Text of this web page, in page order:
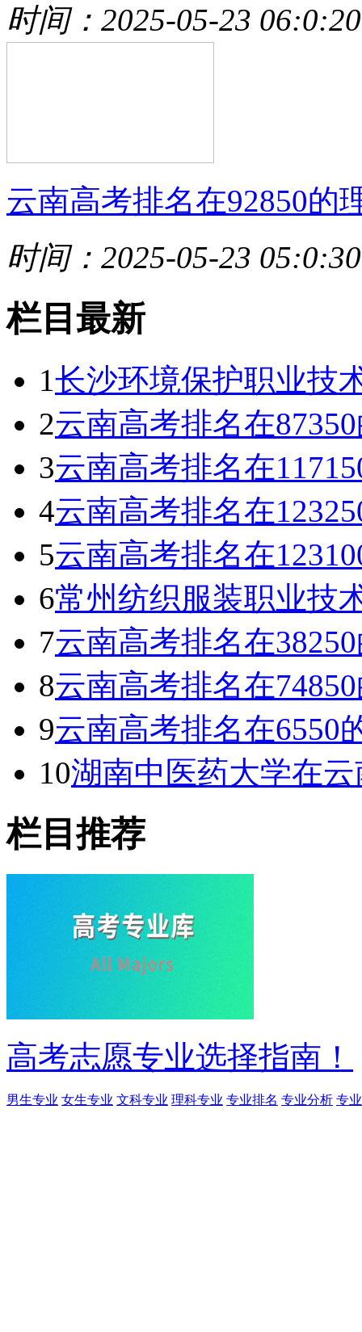
时间：2025-05-23 06:0:20
云南高考排名在92850的
时间：2025-05-23 05:0:30
栏目最新
1长沙环境保护职业技
2云南高考排名在
3云南高考排名在
4云南高考排名在
5云南高考排名在
6常州纺织服装职业技
7云南高考排名在
8云南高考排名在
9云南高考排名在6550
10湖南中医药大学在
栏目推荐
高考志愿专业选择指南！
男生专业 女生专业 文科专业 理科专业 专业排名 专业分析 专